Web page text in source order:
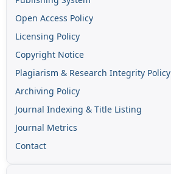
Open Access Policy
Licensing Policy
Copyright Notice
Plagiarism & Research Integrity Policy
Archiving Policy
Journal Indexing & Title Listing
Journal Metrics
Contact